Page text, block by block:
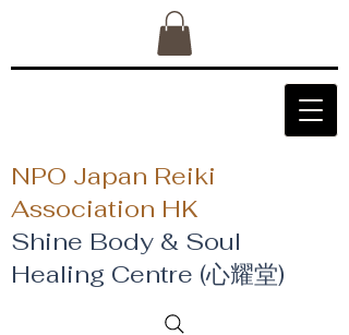
NPO Japan Reiki
Association HK
Shine Body & Soul
Healing Centre (心耀堂)